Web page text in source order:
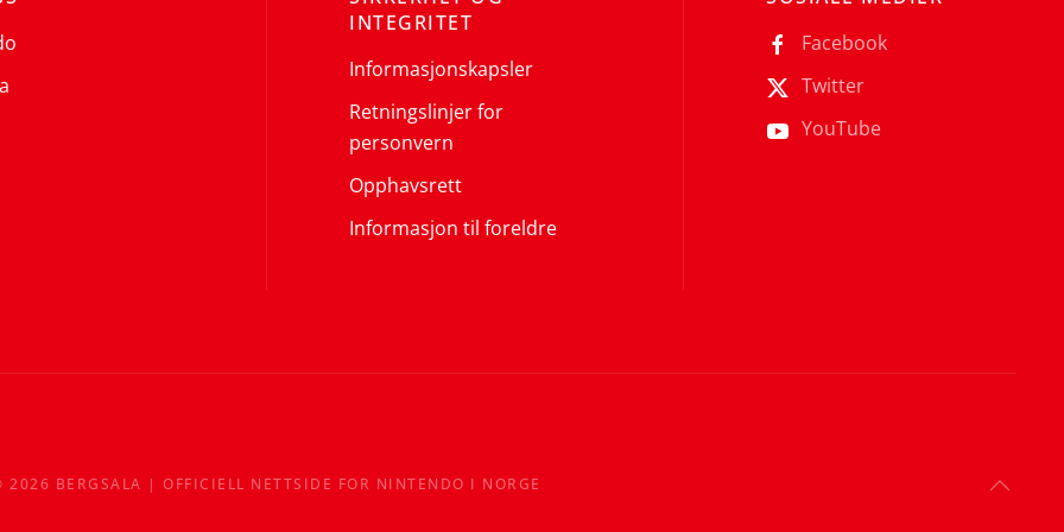
INTEGRITET
Informasjonskapsler
Retningslinjer for
personvern
Opphavsrett
Informasjon til foreldre
Facebook
Twitter
YouTube
2026 BERGSALA | OFFICIELL NETTSIDE FOR NINTENDO I NORGE